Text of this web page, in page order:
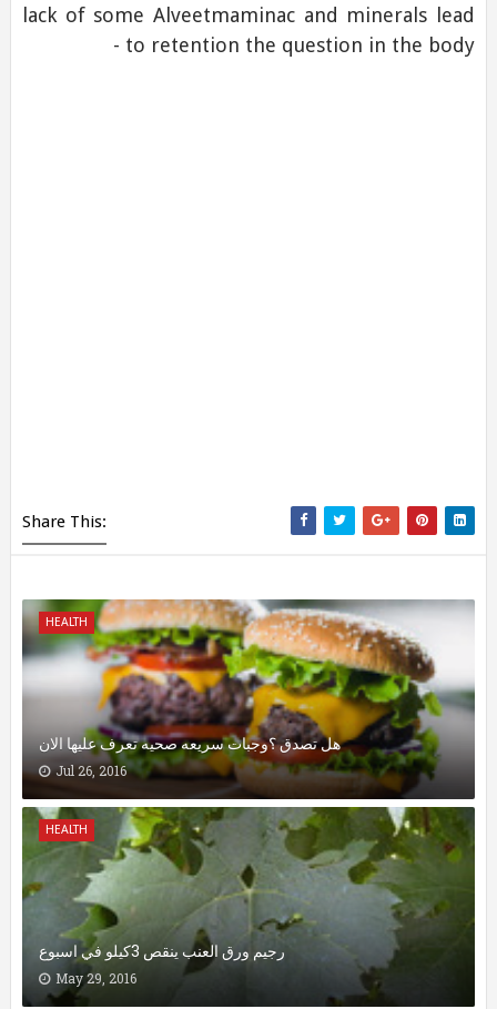
lack of some Alveetmaminac and minerals lead
to retention the question in the body -
Share This:
HEALTH
هل تصدق ؟وجبات سريعه صحيه تعرف عليها الان
Jul 26, 2016
HEALTH
رجيم ورق العنب ينقص 3كيلو في اسبوع
May 29, 2016